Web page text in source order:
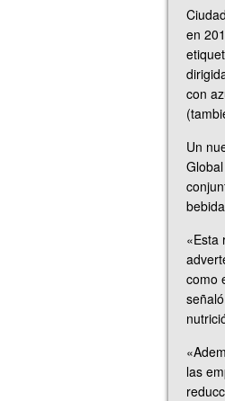
en
con
Un
«Esta
como
las